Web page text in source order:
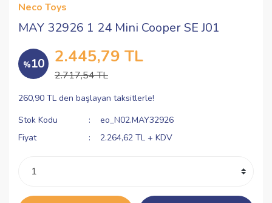
Neco Toys
MAY 32926 1 24 Mini Cooper SE J01
%10 2.445,79 TL
2.717,54 TL
260,90 TL den başlayan taksitlerle!
Stok Kodu
eo_N02.MAY32926
Fiyat
2.264,62 TL + KDV